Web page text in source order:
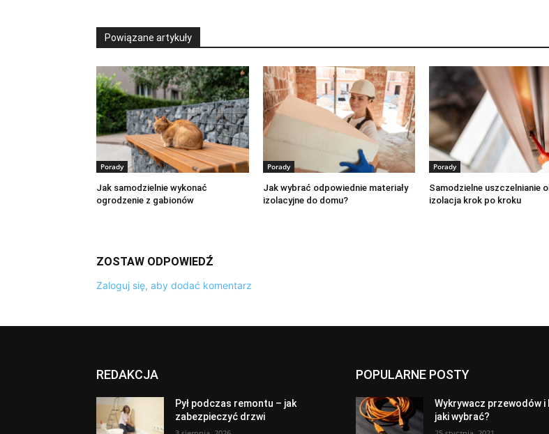
Powiązane artykuły
Porady
Jak samodzielnie wykonać
ogrodzenie z gabionów
Porady
Jak wybrać odpowiednie materiały
izolacyjne do domu?
Porady
Samodzielne uszczelnianie
izolacja krok po kroku
ZOSTAW ODPOWIEDŹ
Zaloguj się, aby dodać komentarz
REDAKCJA
Pył podczas remontu – jak
zabezpieczyć drzwi
POPULARNE POSTY
Wykrywacz przewodów i
jaki wybrać?